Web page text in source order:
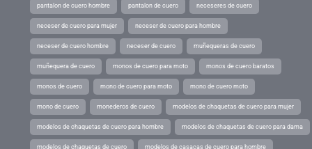
pantalon de cuero hombre pantalon de cuero neceseres de cuero
neceser de cuero para mujer neceser de cuero para hombre
neceser de cuero hombre neceser de cuero muñequeras de cuero
muñequera de cuero monos de cuero para moto monos de cuero baratos
monos de cuero mono de cuero para moto mono de cuero moto
mono de cuero monederos de cuero modelos de chaquetas de cuero para mujer
modelos de chaquetas de cuero para hombre modelos de chaquetas de cuero para dama
modelos de chaquetas de cuero modelos de casacas de cuero para hombre